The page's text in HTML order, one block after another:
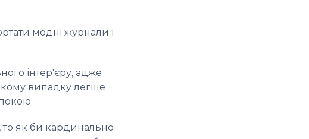
модні журнали і
інтер'єру, адже
випадку легше
то як би кардинально